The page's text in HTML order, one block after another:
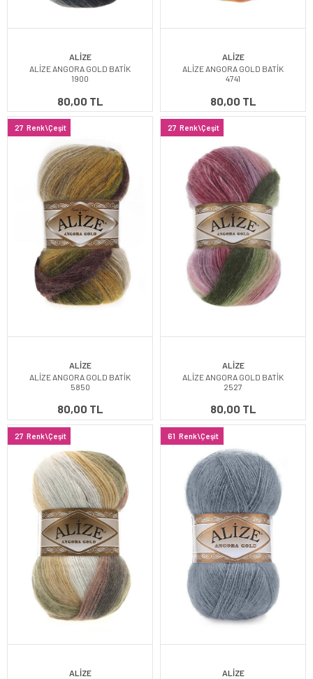
ALİZE
ALİZE ANGORA GOLD BATİK
1900
80,00 TL
ALİZE
ALİZE ANGORA GOLD BATİK
4741
80,00 TL
27 Renk\Çeşit
ALİZE
ALİZE ANGORA GOLD BATİK
5850
80,00 TL
27 Renk\Çeşit
ALİZE
ALİZE ANGORA GOLD BATİK
2527
80,00 TL
27 Renk\Çeşit
ALİZE
61 Renk\Çeşit
ALİZE